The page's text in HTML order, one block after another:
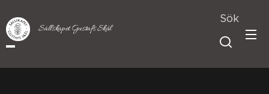
Sällskapet Gustafs Skål
Sök